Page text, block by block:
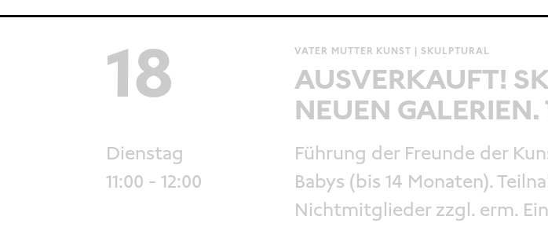
18
Dienstag
11:00 - 12:00
VATER MUTTER KUNST | SKULPTURAL
AUSVERKAUFT!
NEUEN GALERIEN.
Führung der Freunde der
Babys (bis 14 Monaten).
Nichtmitglieder zzgl. erm.